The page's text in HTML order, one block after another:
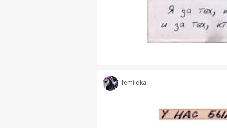
femiidka